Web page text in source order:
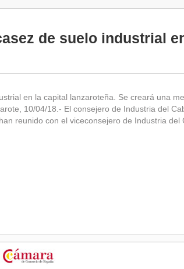
de suelo industrial
en la capital lanzaroteña. Se creará una
10/04/18.- El consejero de Industria del
reunido con el viceconsejero de Industria del